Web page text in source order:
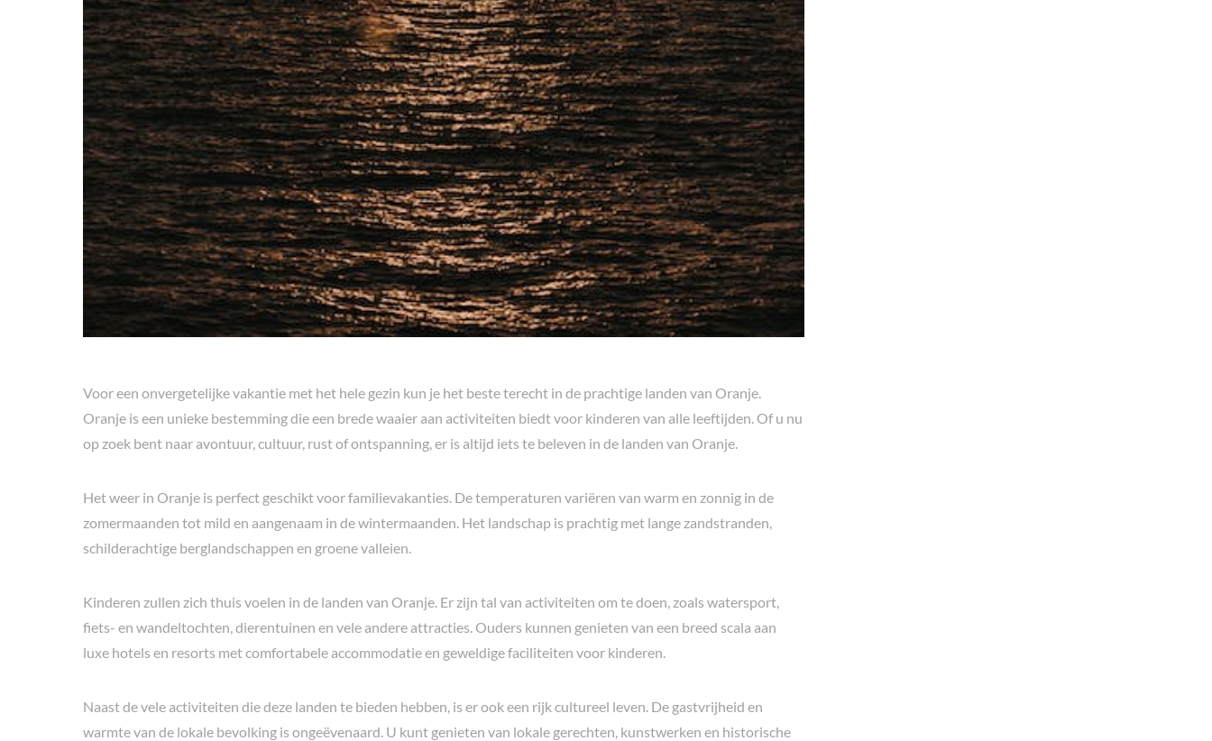
Voor een onvergetelijke vakantie met het hele gezin kun je het beste terecht in de prachtige landen van Oranje.
Oranje is een unieke bestemming die een brede waaier aan activiteiten biedt voor kinderen van alle leeftijden. Of u nu
op zoek bent naar avontuur, cultuur, rust of ontspanning, er is altijd iets te beleven in de landen van Oranje.
Het weer in Oranje is perfect geschikt voor familievakanties. De temperaturen variëren van warm en zonnig in de
zomermaanden tot mild en aangenaam in de wintermaanden. Het landschap is prachtig met lange zandstranden,
schilderachtige berglandschappen en groene valleien.
Kinderen zullen zich thuis voelen in de landen van Oranje. Er zijn tal van activiteiten om te doen, zoals watersport,
fiets- en wandeltochten, dierentuinen en vele andere attracties. Ouders kunnen genieten van een breed scala aan
luxe hotels en resorts met comfortabele accommodatie en geweldige faciliteiten voor kinderen.
Naast de vele activiteiten die deze landen te bieden hebben, is er ook een rijk cultureel leven. De gastvrijheid en
warmte van de lokale bevolking is ongeëvenaard. U kunt genieten van lokale gerechten, kunstwerken en historische